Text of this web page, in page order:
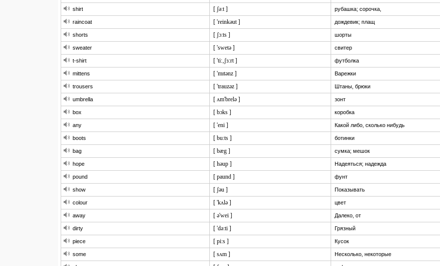
shirt [ ʃə:t ] рубашка; сорочка,
raincoat [ 'reinkəut ] дождевик; плащ
shorts [ ʃɔ:ts ] шорты
sweater [ 'swetə ] свитер
t-shirt [ 'ti:‚ʃɜ:rt ] футболка
mittens [ 'mɪtənz ] Варежки
trousers [ 'trauzəz ] Штаны, брюки
umbrella [ ʌm'brelə ] зонт
box [ bɔks ] коробка
any [ 'eni ] Какой либо, сколько нибудь
boots [ bu:ts ] ботинки
bag [ bæg ] сумка; мешок
hope [ həup ] Надеяться; надежда
pound [ paund ] фунт
show [ ʃəu ] Показывать
colour [ 'kʌlə ] цвет
away [ ə'wei ] Далеко, от
dirty [ 'də:ti ] Грязный
piece [ pi:s ] Кусок
some [ sʌm ] Несколько, некоторые